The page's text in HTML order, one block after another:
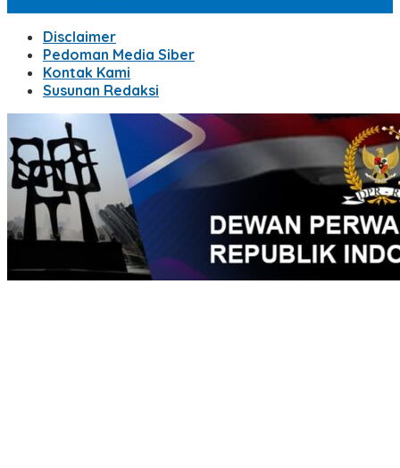
Disclaimer
Pedoman Media Siber
Kontak Kami
Susunan Redaksi